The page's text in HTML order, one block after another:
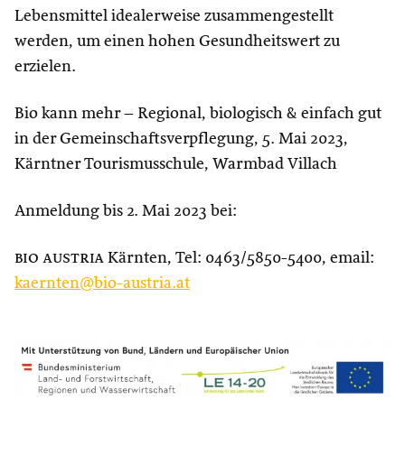
Lebensmittel idealerweise zusammengestellt
werden, um einen hohen Gesundheitswert zu
erzielen.
Bio kann mehr – Regional, biologisch & einfach gut
in der Gemeinschaftsverpflegung, 5. Mai 2023,
Kärntner Tourismusschule, Warmbad Villach
Anmeldung bis 2. Mai 2023 bei:
bio austria Kärnten, Tel: 0463/5850-5400, email:
kaernten@bio-austria.at